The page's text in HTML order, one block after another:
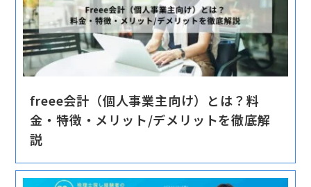
freee会計（個人事業主向け）とは？料
金・特徴・メリット/デメリットを徹底解
説